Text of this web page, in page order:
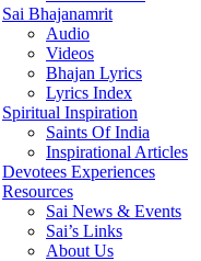
Sai Bhajanamrit
Audio
Videos
Bhajan Lyrics
Lyrics Index
Spiritual Inspiration
Saints Of India
Inspirational Articles
Devotees Experiences
Resources
Sai News & Events
Sai’s Links
About Us